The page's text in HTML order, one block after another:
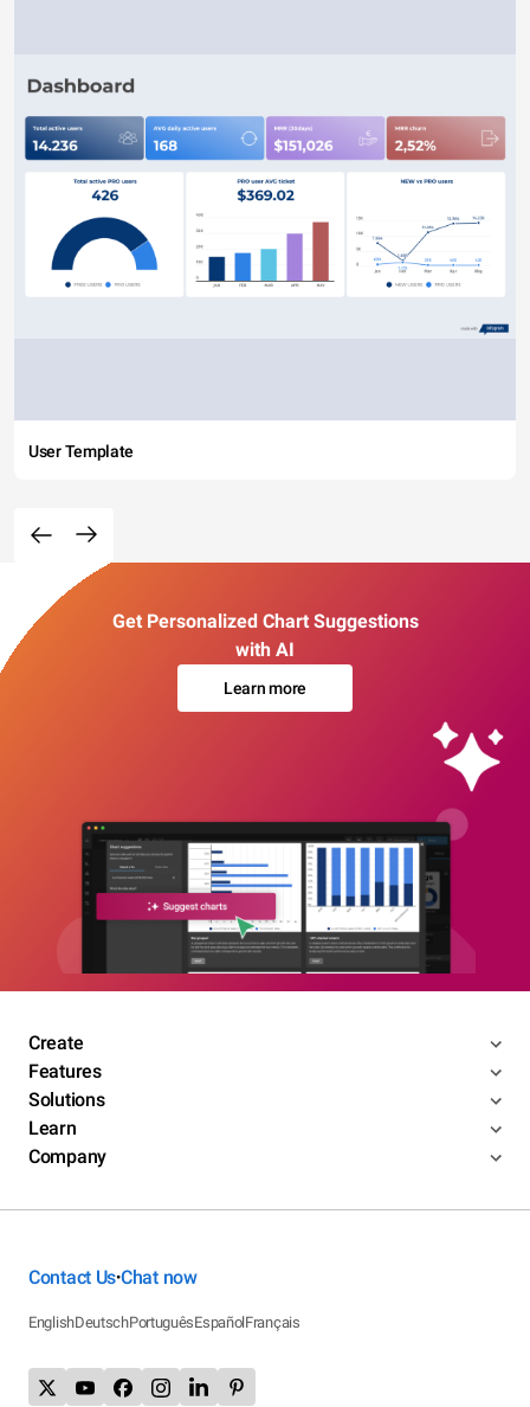
User Template
Get Personalized Chart Suggestions
with AI
Learn more
Create
Features
Solutions
Learn
Company
Contact Us•Chat now
EnglishDeutschPortuguêsEspañolFrançais